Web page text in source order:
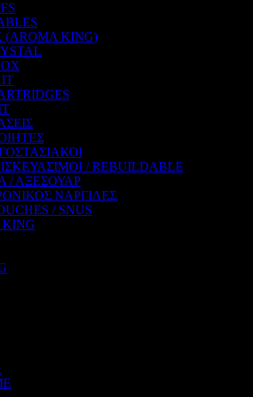
PROJECT
JUICE
FOREST
CITY LIQUIDS
TRAIN
ALCHEMIST
SMOKER'S CLUB
MAHU
NOVA
ZOO
JUICE
(AROMA KING)
/ REBUILDABLE
/ ΑΞΕΣΟΥΑΡ
ΝΑΡΓΙΛΕΣ
/ SNUS
KING